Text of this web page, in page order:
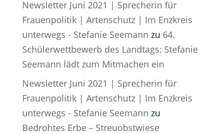
Newsletter Juni 2021 | Sprecherin für
Frauenpolitik | Artenschutz | Im Enzkreis
unterwegs - Stefanie Seemann zu 64.
Schülerwettbewerb des Landtags: Stefanie
Seemann lädt zum Mitmachen ein
Newsletter Juni 2021 | Sprecherin für
Frauenpolitik | Artenschutz | Im Enzkreis
unterwegs - Stefanie Seemann zu
Bedrohtes Erbe – Streuobstwiese